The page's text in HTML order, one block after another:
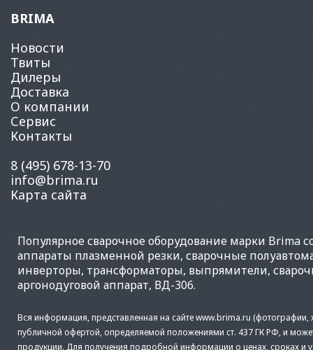
BRIMA
Новости
Твиты
Дилеры
Доставка
О компании
Сервис
Контакты
8 (495) 678-13-70
info@brima.ru
Карта сайта
Популярноесварочное оборудование марки Brima
аппараты плазменной резки, сварочные
инверторы, трансформаторы, выпрямители,
аргонодуговой аппарат, ВД-306.
Вся информация, представленная на сайте www.brima.ru (фотографии,
публичной офертой, определяемой положениями ст. 437 ГК РФ, и
продукции. Для получения подробной информации о ценах, сроках и